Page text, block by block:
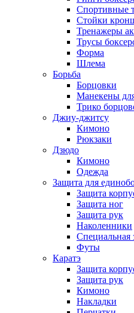
Спортивные
Стойки
Тренажеры
Трусы
Форма
Шлема
Борьба
Борцовки
Манекены
Трико
Джиу-джитсу
Кимоно
Рюкзаки
Дзюдо
Кимоно
Одежда
Защита для
Защита
Защита ног
Защита рук
Наколенники
Специальная
Футы
Каратэ
Защита
Защита рук
Кимоно
Накладки